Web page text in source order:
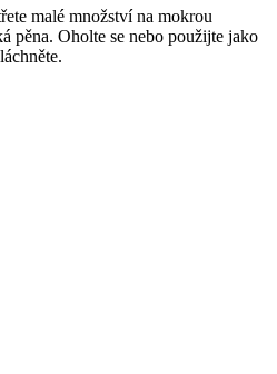
malé množství na mokrou
pěna. Oholte se nebo použijte jako